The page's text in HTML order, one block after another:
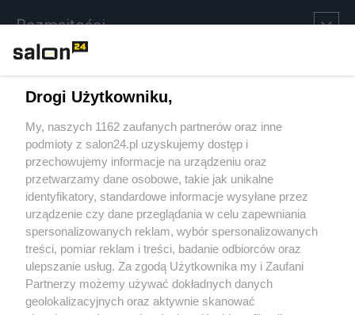
Rozmaitości
Sport
Społeczeństwo
Kultura
X Facebook Instagram Youtube
Drogi Użytkowniku,
My, naszych 1162 zaufanych partnerów oraz inne
podmioty z salon24.pl uzyskujemy dostęp i
przechowujemy informacje na urządzeniu oraz
przetwarzamy dane osobowe, takie jak unikalne
identyfikatory, standardowe informacje wysyłane przez
urządzenie czy dane przeglądania w celu zapewniania
spersonalizowanych reklam, wybór spersonalizowanych
treści, pomiar reklam i treści, badanie odbiorców oraz
ulepszanie usług. Za zgodą Użytkownika my i Zaufani
Partnerzy możemy używać dokładnych danych
geolokalizacyjnych oraz aktywnie skanować